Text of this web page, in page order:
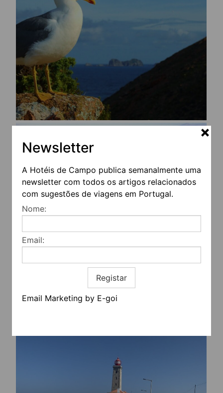
Newsletter
A Hotéis de Campo publica semanalmente uma
newsletter com todos os artigos relacionados
com sugestões de viagens em Portugal.
Nome:
Email:
Registar
Email Marketing by E-goi